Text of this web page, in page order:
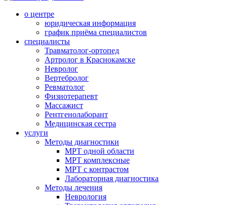
о центре
юридическая информация
график приёма специалистов
специалисты
Травматолог-ортопед
Артролог в Краснокамске
Невролог
Вертебролог
Ревматолог
Физиотерапевт
Массажист
Рентгенолаборант
Медицинская сестра
услуги
Методы диагностики
МРТ одной области
МРТ комплексные
МРТ с контрастом
Лабораторная диагностика
Методы лечения
Неврология